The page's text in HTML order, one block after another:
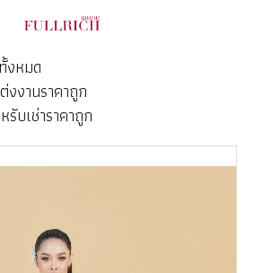
งหมด
งงานราคาถูก
บเช่าราคาถูก